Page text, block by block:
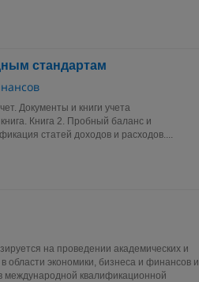
стандартам
Документы и книги учета
Книга 2. Пробный баланс и
статей доходов и расходов....
на проведении академических и
экономики, бизнеса и финансов и
международной квалификационной